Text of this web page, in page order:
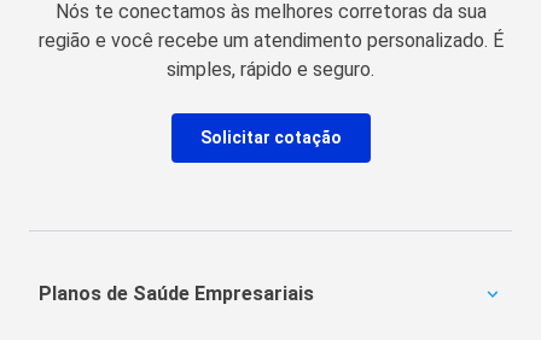
Nós te conectamos às melhores corretoras da sua
região e você recebe um atendimento personalizado. É
simples, rápido e seguro.
Solicitar cotação
Planos de Saúde Empresariais